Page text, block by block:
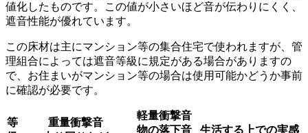
値化したものです。この値が小さいほど音が伝わりにくく、
遮音性能が優れています。
この床材は主にマンション等の集合住宅で使われますが、管
理組合によっては遮音等級に規定がある場合がありますの
で、お住まいがマンション等の場合は使用可能かどうか事前
に確認が必要です。
等
重量衝撃音
軽量衝撃音
物の落下音
生活する上での実感